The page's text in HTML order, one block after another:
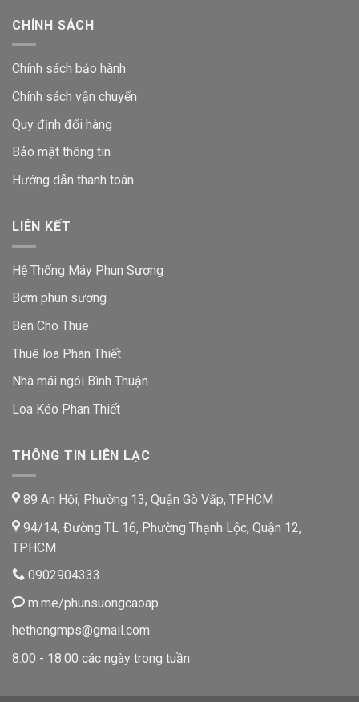
CHÍNH SÁCH
Chính sách bảo hành
Chính sách vận chuyển
Quy định đổi hàng
Bảo mật thông tin
Hướng dẫn thanh toán
LIÊN KẾT
Hệ Thống Máy Phun Sương
Bơm phun sương
Ben Cho Thue
Thuê loa Phan Thiết
Nhà mái ngói Bình Thuận
Loa Kéo Phan Thiết
THÔNG TIN LIÊN LẠC
89 An Hội, Phường 13, Quận Gò Vấp, TP.HCM
94/14, Đường TL 16, Phường Thạnh Lộc, Quận 12,
TPHCM
0902904333
m.me/phunsuongcaoap
hethongmps@gmail.com
8:00 - 18:00 các ngày trong tuần